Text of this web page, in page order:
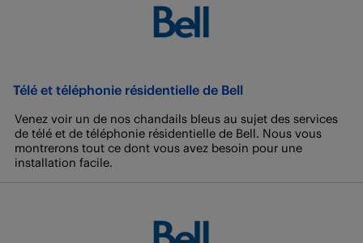
Télé et téléphonie résidentielle de Bell
Venez voir un de nos chandails bleus au sujet des services
de télé et de téléphonie résidentielle de Bell. Nous vous
montrerons tout ce dont vous avez besoin pour une
installation facile.